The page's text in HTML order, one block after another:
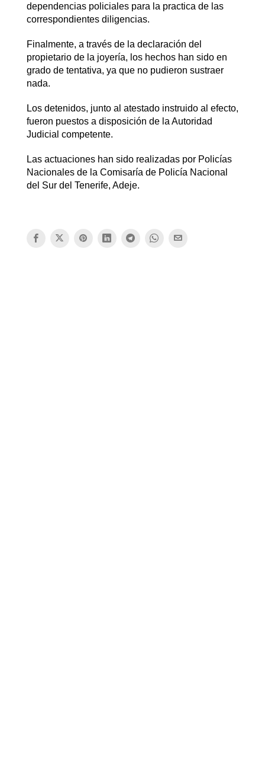
dependencias policiales para la practica de las
correspondientes diligencias.
Finalmente, a través de la declaración del
propietario de la joyería, los hechos han sido en
grado de tentativa, ya que no pudieron sustraer
nada.
Los detenidos, junto al atestado instruido al efecto,
fueron puestos a disposición de la Autoridad
Judicial competente.
Las actuaciones han sido realizadas por Policías
Nacionales de la Comisaría de Policía Nacional
del Sur del Tenerife, Adeje.